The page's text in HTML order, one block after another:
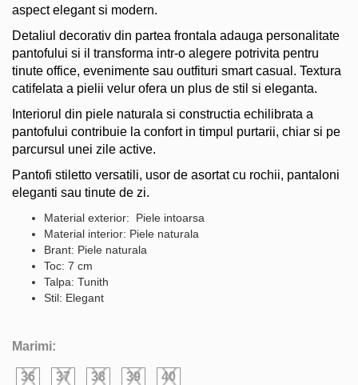
aspect elegant si modern.
Detaliul decorativ din partea frontala adauga personalitate
pantofului si il transforma intr-o alegere potrivita pentru
tinute office, evenimente sau outfituri smart casual. Textura
catifelata a pielii velur ofera un plus de stil si eleganta.
Interiorul din piele naturala si constructia echilibrata a
pantofului contribuie la confort in timpul purtarii, chiar si pe
parcursul unei zile active.
Pantofi stiletto versatili, usor de asortat cu rochii, pantaloni
eleganti sau tinute de zi.
Material exterior: Piele intoarsa
Material interior: Piele naturala
Brant: Piele naturala
Toc: 7 cm
Talpa: Tunith
Stil: Elegant
Marimi:
36 37 38 39 40